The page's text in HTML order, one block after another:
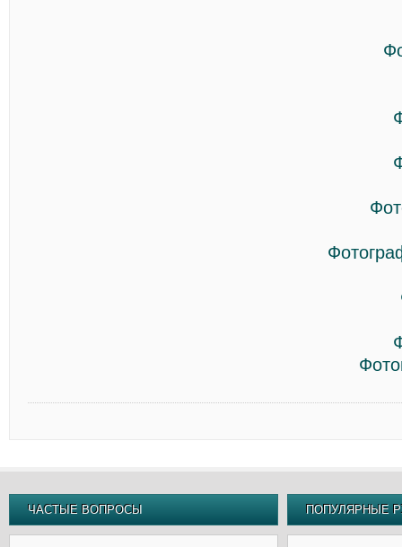
ЧАСТЫЕ ВОПРОСЫ ПОПУЛЯРНЫЕ